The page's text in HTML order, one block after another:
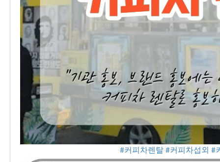
#커피차렌탈 #커피차섭외 #